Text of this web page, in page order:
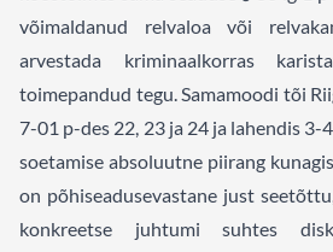
võimaldanud relvaloa või
arvestada kriminaalkorras
toimepandud tegu. Samamoodi tõi
7-01 p-des 22, 23 ja 24 ja lahendis
soetamise absoluutne piirang
on põhiseadusevastane just
konkreetse juhtumi suhtes